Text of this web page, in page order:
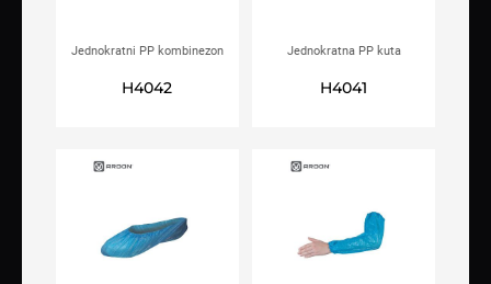
Jednokratni PP kombinezon
H4042
Jednokratna PP kuta
H4041